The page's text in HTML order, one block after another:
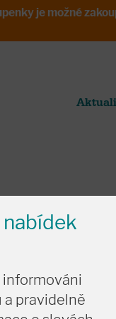
je možné
pravidelně